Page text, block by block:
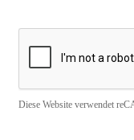
Diese Website verwendet